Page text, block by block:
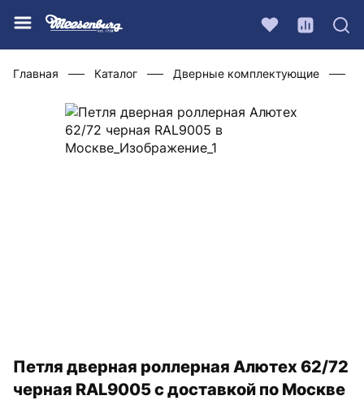
Главная Каталог Дверные комплектующие
Петля дверная роллерная Алютех 62/72
черная RAL9005 с доставкой по Москве